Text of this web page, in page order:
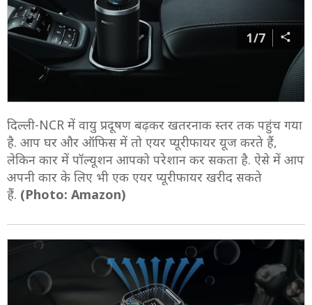
1/7
दिल्ली-NCR में वायु प्रदूषण बढ़कर खतरनाक स्तर तक पहुंच गया
है. आप घर और ऑफिस में तो एयर प्यूरीफायर यूज करते हैं,
लेकिन कार में पॉल्यूशन आपको परेशान कर सकता है. ऐसे में आप
अपनी कार के लिए भी एक एयर प्यूरीफायर खरीद सकते
हैं. (Photo: Amazon)